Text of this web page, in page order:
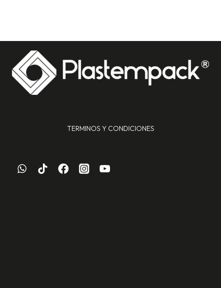
TERMINOS Y CONDICIONES